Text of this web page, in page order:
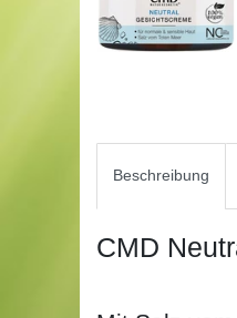
Beschreibung
CMD